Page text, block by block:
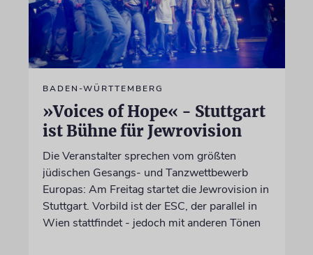
BADEN-WÜRTTEMBERG
»Voices of Hope« - Stuttgart
ist Bühne für Jewrovision
Die Veranstalter sprechen vom größten
jüdischen Gesangs- und Tanzwettbewerb
Europas: Am Freitag startet die Jewrovision in
Stuttgart. Vorbild ist der ESC, der parallel in
Wien stattfindet - jedoch mit anderen Tönen